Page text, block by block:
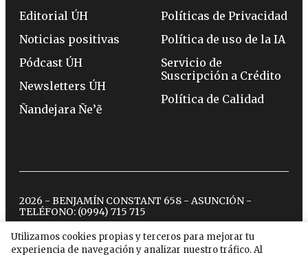
Utilizamos cookies propias y terceros para mejorar tu
experiencia de navegación y analizar nuestro tráfico. Al
Editorial ÚH
Noticias positivas
Pódcast ÚH
Newsletters ÚH
Ñandejara Ñe’ẽ
Políticas de Privacidad
Política de uso de la IA
Servicio de
Suscripción a Crédito
Política de Calidad
2026 - BENJAMÍN CONSTANT 658 - ASUNCIÓN -
TELÉFONO: (0994) 715 715